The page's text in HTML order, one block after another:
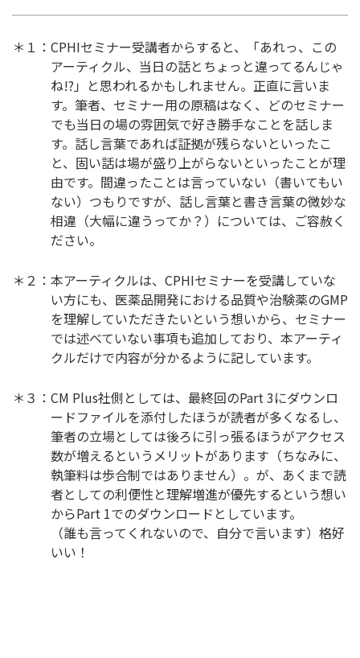
＊１：CPHIセミナー受講者からすると、「あれっ、この
アーティクル、当日の話とちょっと違ってるんじゃ
ね!?」と思われるかもしれません。正直に言いま
す。筆者、セミナー用の原稿はなく、どのセミナー
でも当日の場の雰囲気で好き勝手なことを話しま
す。話し言葉であれば証拠が残らないといったこ
と、固い話は場が盛り上がらないといったことが理
由です。間違ったことは言っていない（書いてもい
ない）つもりですが、話し言葉と書き言葉の微妙な
相違（大幅に違うってか？）については、ご容赦く
ださい。
＊２：本アーティクルは、CPHIセミナーを受講していな
い方にも、医薬品開発における品質や治験薬のGMP
を理解していただきたいという想いから、セミナー
では述べていない事項も追加しており、本アーティ
クルだけで内容が分かるように記しています。
＊３：CM Plus社側としては、最終回のPart 3にダウンロ
ードファイルを添付したほうが読者が多くなるし、
筆者の立場としては後ろに引っ張るほうがアクセス
数が増えるというメリットがあります（ちなみに、
執筆料は歩合制ではありません）。が、あくまで読
者としての利便性と理解増進が優先するという想い
からPart 1でのダウンロードとしています。
（誰も言ってくれないので、自分で言います）格好
いい！